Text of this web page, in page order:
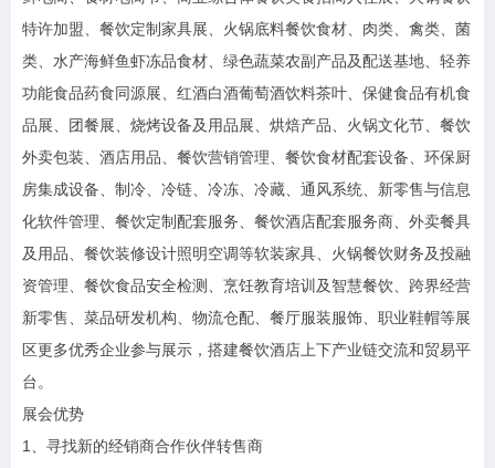
特许加盟、餐饮定制家具展、火锅底料餐饮食材、肉类、禽类、菌
类、水产海鲜鱼虾冻品食材、绿色蔬菜农副产品及配送基地、轻养
功能食品药食同源展、红酒白酒葡萄酒饮料茶叶、保健食品有机食
品展、团餐展、烧烤设备及用品展、烘焙产品、火锅文化节、餐饮
外卖包装、酒店用品、餐饮营销管理、餐饮食材配套设备、环保厨
房集成设备、制冷、冷链、冷冻、冷藏、通风系统、新零售与信息
化软件管理、餐饮定制配套服务、餐饮酒店配套服务商、外卖餐具
及用品、餐饮装修设计照明空调等软装家具、火锅餐饮财务及投融
资管理、餐饮食品安全检测、烹饪教育培训及智慧餐饮、跨界经营
新零售、菜品研发机构、物流仓配、餐厅服装服饰、职业鞋帽等展
区更多优秀企业参与展示，搭建餐饮酒店上下产业链交流和贸易平
台。
展会优势
1 、寻找新的经销商合作伙伴转售商